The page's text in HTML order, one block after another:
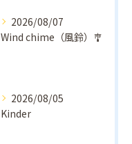
2026/08/07
Wind chime（風鈴）🎐
2026/08/05
Kinder